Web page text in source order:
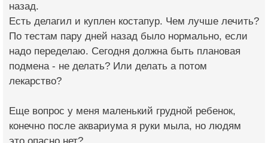
назад.
Есть делагил и куплен костапур. Чем лучше лечить?
По тестам пару дней назад было нормально, если
надо переделаю. Сегодня должна быть плановая
подмена - не делать? Или делать а потом
лекарство?
Еще вопрос у меня маленький грудной ребенок,
конечно после аквариума я руки мыла, но людям